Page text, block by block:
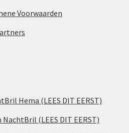
Voorwaarden
Hema (LEES DIT EERST)
(LEES DIT EERST)